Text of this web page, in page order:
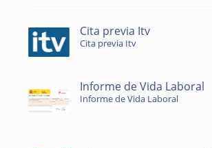
Cita previa Itv
Cita previa Itv
Informe de Vida Laboral
Informe de Vida Laboral